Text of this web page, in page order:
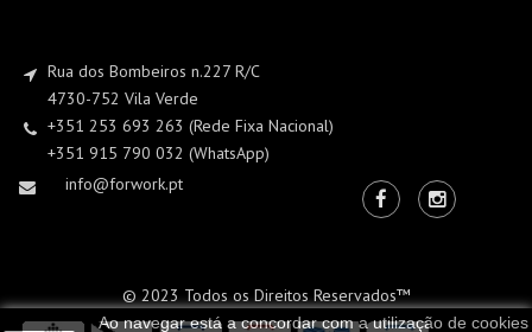
Rua dos Bombeiros n.227 R/C
4730-752 Vila Verde
+351 253 693 263 (Rede Fixa Nacional)
+351 915 790 032 (WhatsApp)
info@forwork.pt
Ao navegar está a concordar com a utilização de cookies
© 2023 Todos os Direitos Reservados™